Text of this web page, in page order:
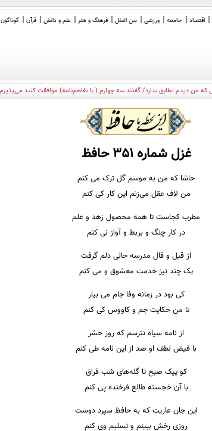
اقتصاد جامعه ورزشی بین الملل فرهنگ و هنر علم و دانش قرآن گوناگون
غزل شماره 351 حافظ
حاشا که من به موسم گل ترک می کنم
من لاف عقل می‌زنم این کار کی کنم
مطرب کجاست تا همه محصول زهد و علم
در کار چنگ و بربط و آواز نی کنم
از قیل و قال مدرسه حالی دلم گرفت
یک چند نیز خدمت معشوق و می کنم
کی بود در زمانه وفا جام می بیار
تا من حکایت جم و کاووس کی کنم
از نامه سیاه نترسم که روز حشر
با فیض لطف او صد از این نامه طی کنم
کو پیک صبح تا گله‌های شب فراق
با آن خجسته طالع فرخنده پی کنم
این جان عاریت که به حافظ سپرد دوست
روزی رخش ببینم و تسلیم وی کنم